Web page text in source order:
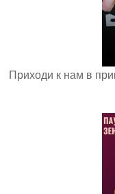
Приходи к нам в